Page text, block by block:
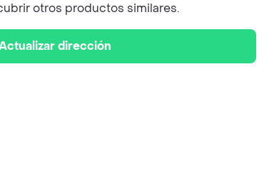
otros productos similares.
dirección